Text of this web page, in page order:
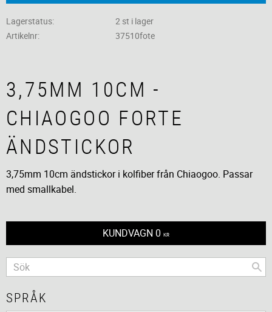
Lagerstatus
2 st i lager
Artikelnr
37510fote
3,75MM 10CM -
CHIAOGOO FORTE
ÄNDSTICKOR
3,75mm 10cm ändstickor i kolfiber från Chiaogoo. Passar
med smallkabel.
KUNDVAGN 0 KR
SPRÅK